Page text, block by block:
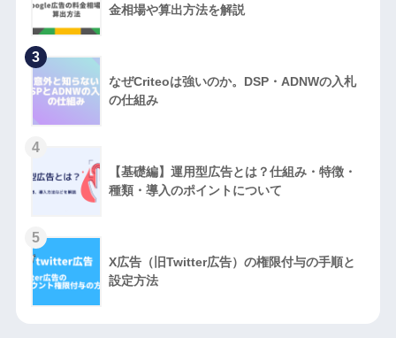
金相場や算出方法を解説
3
なぜCriteoは強いのか。DSP・ADNWの入札
の仕組み
4
【基礎編】運用型広告とは？仕組み・特徴・
種類・導入のポイントについて
5
X広告（旧Twitter広告）の権限付与の手順と
設定方法